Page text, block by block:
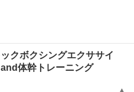
クボクシングエクササイ
体幹トレーニング